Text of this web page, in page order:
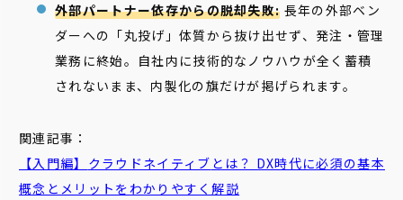
外部パートナー依存からの脱却失敗: 長年の外部ベン
ダーへの「丸投げ」体質から抜け出せず、発注・管理
業務に終始。自社内に技術的なノウハウが全く蓄積
されないまま、内製化の旗だけが掲げられます。
関連記事：
【入門編】 クラウドネイティブ とは？ DX時代に必須の基本
概念とメリットをわかりやすく解説